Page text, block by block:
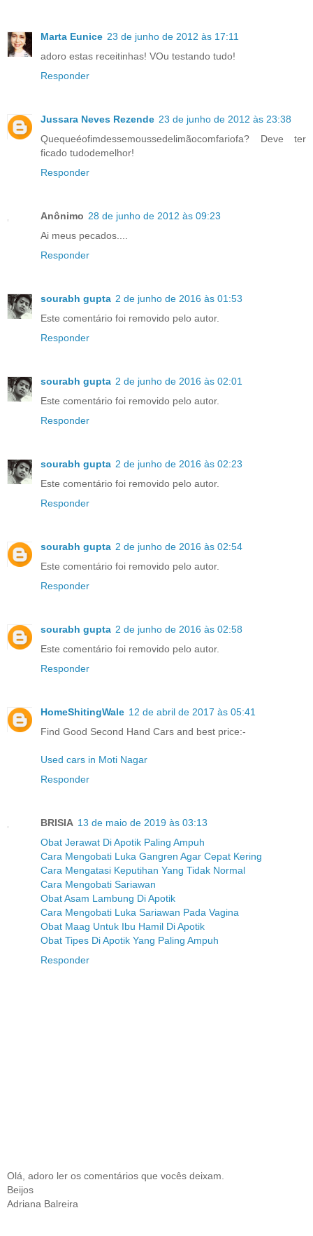
Marta Eunice 23 de junho de 2012 às 17:11
adoro estas receitinhas! VOu testando tudo!
Responder
Jussara Neves Rezende 23 de junho de 2012 às 23:38
Quequeéofimdessemoussedelimãocomfariofa? Deve ter
ficado tudodemelhor!
Responder
Anônimo 28 de junho de 2012 às 09:23
Ai meus pecados....
Responder
sourabh gupta 2 de junho de 2016 às 01:53
Este comentário foi removido pelo autor.
Responder
sourabh gupta 2 de junho de 2016 às 02:01
Este comentário foi removido pelo autor.
Responder
sourabh gupta 2 de junho de 2016 às 02:23
Este comentário foi removido pelo autor.
Responder
sourabh gupta 2 de junho de 2016 às 02:54
Este comentário foi removido pelo autor.
Responder
sourabh gupta 2 de junho de 2016 às 02:58
Este comentário foi removido pelo autor.
Responder
HomeShitingWale 12 de abril de 2017 às 05:41
Find Good Second Hand Cars and best price:-
Used cars in Moti Nagar
Responder
BRISIA 13 de maio de 2019 às 03:13
Obat Jerawat Di Apotik Paling Ampuh
Cara Mengobati Luka Gangren Agar Cepat Kering
Cara Mengatasi Keputihan Yang Tidak Normal
Cara Mengobati Sariawan
Obat Asam Lambung Di Apotik
Cara Mengobati Luka Sariawan Pada Vagina
Obat Maag Untuk Ibu Hamil Di Apotik
Obat Tipes Di Apotik Yang Paling Ampuh
Responder
Olá, adoro ler os comentários que vocês deixam.
Beijos
Adriana Balreira